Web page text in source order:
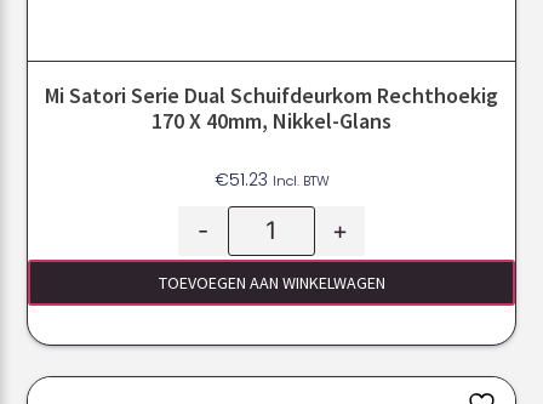
Mi Satori Serie Dual Schuifdeurkom Rechthoekig
170 X 40mm, Nikkel-Glans
€51.23 Incl. BTW
- +
TOEVOEGEN AAN WINKELWAGEN